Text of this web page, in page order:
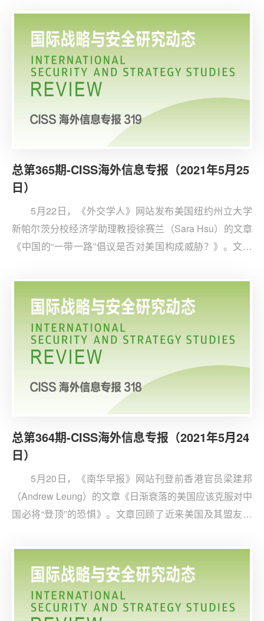
捍卫美国及其盟友的领土、人口、政体和经济，以及全球
经济所依赖的自由开放的环境。
总第365期-CISS海外信息专报（2021年5月25
日）
5月22日，《外交学人》网站发布美国纽约州立大学
新帕尔茨分校经济学助理教授徐赛兰（Sara Hsu）的文章
《中国的“一带一路”倡议是否对美国构成威胁？》。文章
诸多证据足以反驳：一方面，中国并未通过过渡放贷或有
意投资亏损项目实施对“一带一路”沿线国家的控制，在一
些非洲国家中，中国仅作为最大的单一债权国，但其他国
家的债权人仍持有大部分债务；
总第364期-CISS海外信息专报（2021年5月24
日）
5月20日，《南华早报》网站刊登前香港官员梁建邦
（Andrew Leung）的文章《日渐衰落的美国应该克服对中
国必将“登顶”的恐惧》。文章回顾了近来美国及其盟友在
动都遵循美国参议院通过的《2021年战略竞争法案》，在
所有层面酌情与中国进行竞争、对抗或实施威慑。文章认
为，随着大国竞争不断升温，认清以下现实对于避免美中
关系失控至关重要。